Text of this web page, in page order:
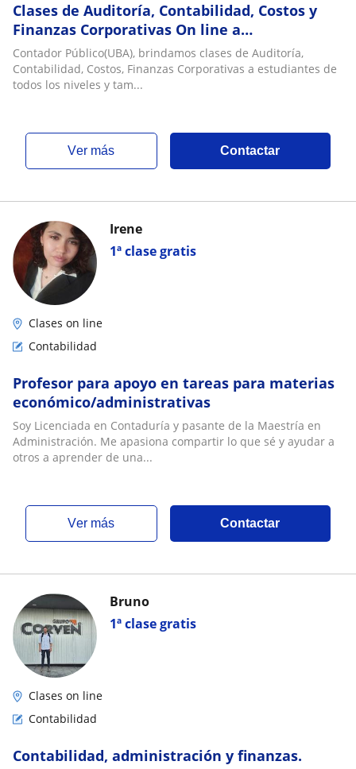
Clases de Auditoría, Contabilidad, Costos y
Finanzas Corporativas On line a
Universitarios y MBA
Contador Público(UBA), brindamos clases de Auditoría,
Contabilidad, Costos, Finanzas Corporativas a estudiantes de
todos los niveles y tam...
ver más Contactar
1ª clase gratis
Irene
Clases on line
Contabilidad
Profesor para apoyo en tareas para materias
económico/administrativas
Soy Licenciada en Contaduría y pasante de la Maestría en
Administración. Me apasiona compartir lo que sé y ayudar a
otros a aprender de una...
ver más Contactar
1ª clase gratis
Bruno
Clases on line
Contabilidad
Contabilidad, administración y finanzas.